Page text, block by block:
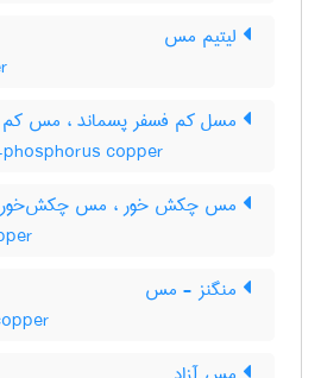
لیتیم مس
مسل کم فسفر پسماند ، مس کم
copper
مس چکش خور ، مس چکش‌خور
منگنز - مس